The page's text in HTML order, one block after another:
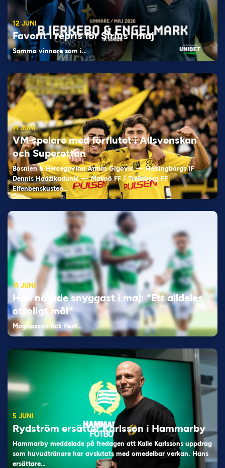
12 JUNI
Favorit i repris för Sirius i maj
Samma vinnare som i…
11 JUNI
VM-spelare med förflutet i Allsvenskan
och Superettan
Bosnien & Hercegovina Armin Gigovic — Helsingborgs IF
Dennis Hadžikadunić — Malmö FF / Trelleborg FF
Elfenbenskusten…
11 JUNI
Han nätade snyggast i maj: “Ett alldeles
otroligt mål”
Magnusson fick flest…
5 JUNI
Rydström ersätter Karlsson i Hammarby
Hammarby meddelade på fredagen att Kalle Karlssons uppdrag
som huvudtränare har avslutats med omedelbar verkan. Hans
ersättare…